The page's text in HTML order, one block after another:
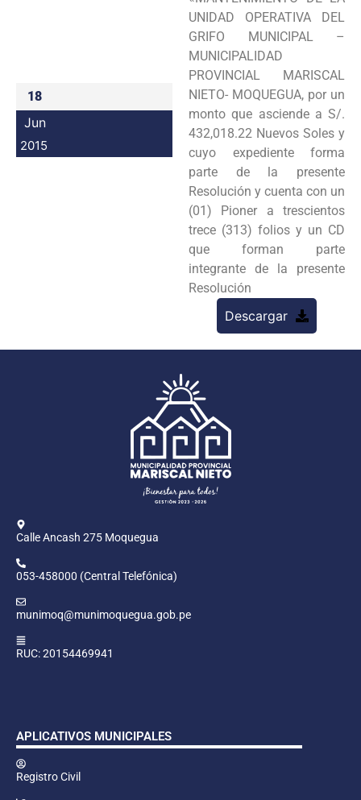
Intranet
18
Jun
2015
UNIDAD OPERATIVA DEL
GRIFO MUNICIPAL –
MUNICIPALIDAD
PROVINCIAL MARISCAL
NIETO- MOQUEGUA, por un
monto que asciende a S/.
432,018.22 Nuevos Soles y
cuyo expediente forma
parte de la presente
Resolución y cuenta con un
(01) Pioner a trescientos
trece (313) folios y un CD
que forman parte
integrante de la presente
Resolución
Descargar
Calle Ancash 275 Moquegua
053-458000 (Central Telefónica)
munimoq@munimoquegua.gob.pe
RUC: 20154469941
APLICATIVOS MUNICIPALES
Registro Civil